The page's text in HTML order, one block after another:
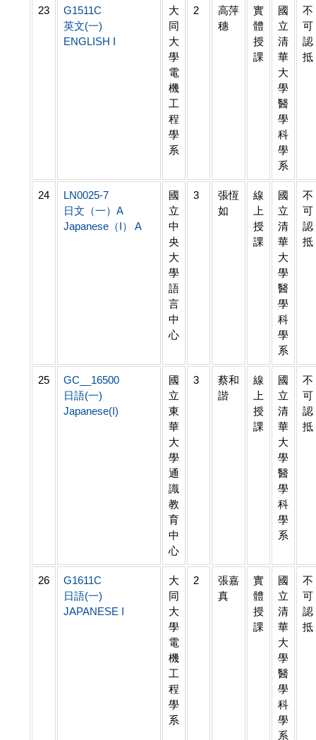
23
G1511C
英文(一)
ENGLISH I
大
同
大
學
電
機
工
程
學
系
2
高萍
穗
實
體
授
課
國
立
清
華
大
學
醫
學
科
學
系
不
可
認
抵
24
LN0025-7
日文（一）A
Japanese（I） A
國
立
中
央
大
學
語
言
中
心
3
張恆
如
線
上
授
課
國
立
清
華
大
學
醫
學
科
學
系
不
可
認
抵
25
GC__16500
日語(一)
Japanese(I)
國
立
東
華
大
學
通
識
教
育
中
心
3
蔡和
諧
線
上
授
課
國
立
清
華
大
學
醫
學
科
學
系
不
可
認
抵
26
G1611C
日語(一)
JAPANESE I
大
同
大
學
電
機
工
程
學
系
2
張嘉
真
實
體
授
課
國
立
清
華
大
學
醫
學
科
學
系
不
可
認
抵